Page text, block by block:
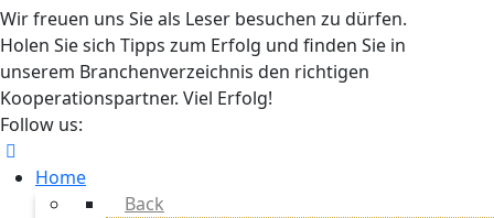
Wir freuen uns Sie als Leser besuchen zu dürfen.
Holen Sie sich Tipps zum Erfolg und finden Sie in
unserem Branchenverzeichnis den richtigen
Kooperationspartner. Viel Erfolg!
Follow us:
Home
Back